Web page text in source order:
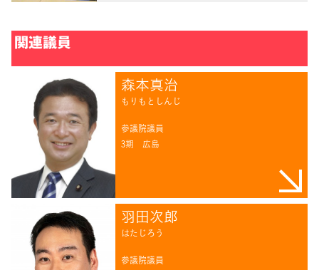
関連議員
森本真治
もりもとしんじ
参議院議員
3期 広島
羽田次郎
はたじろう
参議院議員